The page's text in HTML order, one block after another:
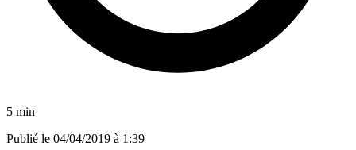
5 min
Publié le 04/04/2019 à 1:39